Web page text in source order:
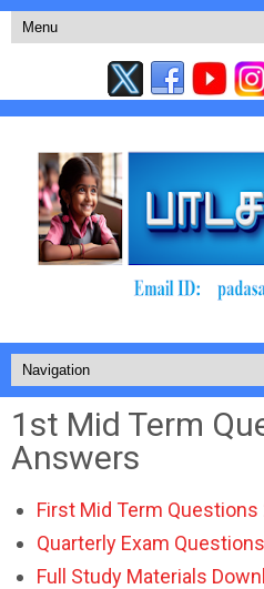
1st Mid Term
Answers
First Mid Term Questions
Quarterly Exam
Full Study Materials